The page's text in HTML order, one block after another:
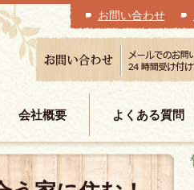
お問い合わせ
会社概要 よくある質問